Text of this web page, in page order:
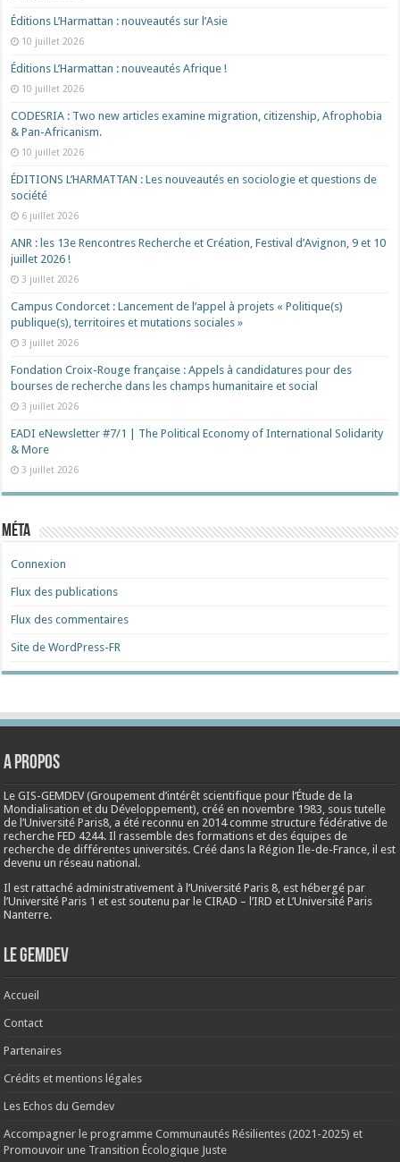
Éditions L’Harmattan : nouveautés sur l’Asie
10 juillet 2026
Éditions L’Harmattan : nouveautés Afrique !​
10 juillet 2026
CODESRIA : Two new articles examine migration, citizenship, Afrophobia
& Pan-Africanism.
10 juillet 2026
ÉDITIONS L’HARMATTAN : Les nouveautés en sociologie et questions de
société
6 juillet 2026
ANR : les 13e Rencontres Recherche et Création, Festival d’Avignon, 9 et 10
juillet 2026 !
3 juillet 2026
Campus Condorcet : Lancement de l’appel à projets « Politique(s)
publique(s), territoires et mutations sociales »
3 juillet 2026
Fondation Croix-Rouge française : Appels à candidatures pour des
bourses de recherche dans les champs humanitaire et social
3 juillet 2026
EADI eNewsletter #7/1 | The Political Economy of International Solidarity
& More
3 juillet 2026
Méta
Connexion
Flux des publications
Flux des commentaires
Site de WordPress-FR
A propos
Le GIS-GEMDEV (Groupement d’intérêt scientifique pour l’Étude de la
Mondialisation et du Développement), créé ennovembre 1983, sous tutelle
de l’Université Paris8, a été reconnu en 2014 comme structure fédérative de
recherche FED 4244. Il rassemble des formations et des équipes de
recherche de différentes universités. Créé dans la Région Ile-de-France, il est
devenu un réseau national.
Il est rattaché administrativement à l’Université Paris 8, est hébergé par
l’Université Paris 1 et est soutenu par le CIRAD – l’IRD et L’Université Paris
Nanterre.
Le Gemdev
Accueil
Contact
Partenaires
Crédits et mentions légales
Les Echos du Gemdev
Accompagner le programme Communautés Résilientes (2021-2025) et
Promouvoir une Transition Écologique Juste